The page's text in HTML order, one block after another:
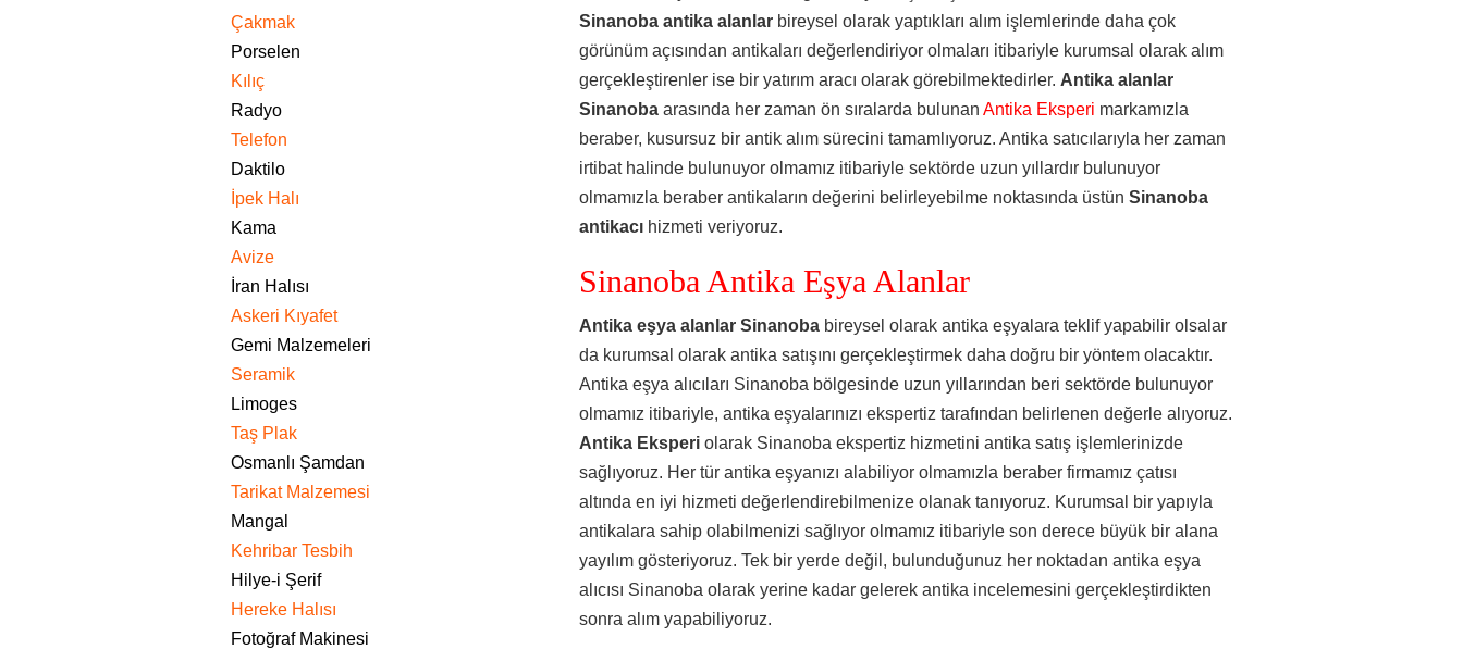
Sinanoba antika alanlar bireysel olarak yaptıkları alım işlemlerinde daha çok
görünüm açısından antikaları değerlendiriyor olmaları itibariyle kurumsal olarak alım
gerçekleştirenler ise bir yatırım aracı olarak görebilmektedirler. Antika alanlar
Sinanoba arasında her zaman ön sıralarda bulunan Antika Eksperi markamızla
beraber, kusursuz bir antik alım sürecini tamamlıyoruz. Antika satıcılarıyla her zaman
irtibat halinde bulunuyor olmamız itibariyle sektörde uzun yıllardır bulunuyor
olmamızla beraber antikaların değerini belirleyebilme noktasında üstün Sinanoba
antikacı hizmeti veriyoruz.
Sinanoba Antika Eşya Alanlar
Antika eşya alanlar Sinanoba bireysel olarak antika eşyalara teklif yapabilir olsalar
da kurumsal olarak antika satışını gerçekleştirmek daha doğru bir yöntem olacaktır.
Antika eşya alıcıları Sinanoba bölgesinde uzun yıllarından beri sektörde bulunuyor
olmamız itibariyle, antika eşyalarınızı ekspertiz tarafından belirlenen değerle alıyoruz.
Antika Eksperi olarak Sinanoba ekspertiz hizmetini antika satış işlemlerinizde
sağlıyoruz. Her tür antika eşyanızı alabiliyor olmamızla beraber firmamız çatısı
altında en iyi hizmeti değerlendirebilmenize olanak tanıyoruz. Kurumsal bir yapıyla
antikalara sahip olabilmenizi sağlıyor olmamız itibariyle son derece büyük bir alana
yayılım gösteriyoruz. Tek bir yerde değil, bulunduğunuz her noktadan antika eşya
alıcısı Sinanoba olarak yerine kadar gelerek antika incelemesini gerçekleştirdikten
sonra alım yapabiliyoruz.
Çakmak
Porselen
Kılıç
Radyo
Telefon
Daktilo
İpek Halı
Kama
Avize
İran Halısı
Askeri Kıyafet
Gemi Malzemeleri
Seramik
Limoges
Taş Plak
Osmanlı Şamdan
Tarikat Malzemesi
Mangal
Kehribar Tesbih
Hilye-i Şerif
Hereke Halısı
Fotoğraf Makinesi